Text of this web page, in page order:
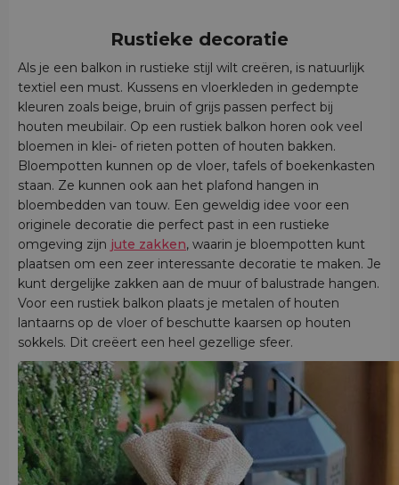
Rustieke decoratie
Als je een balkon in rustieke stijl wilt creëren, is natuurlijk
textiel een must. Kussens en vloerkleden in gedempte
kleuren zoals beige, bruin of grijs passen perfect bij
houten meubilair. Op een rustiek balkon horen ook veel
bloemen in klei- of rieten potten of houten bakken.
Bloempotten kunnen op de vloer, tafels of boekenkasten
staan. Ze kunnen ook aan het plafond hangen in
bloembedden van touw. Een geweldig idee voor een
originele decoratie die perfect past in een rustieke
omgeving zijn jute zakken, waarin je bloempotten kunt
plaatsen om een zeer interessante decoratie te maken. Je
kunt dergelijke zakken aan de muur of balustrade hangen.
Voor een rustiek balkon plaats je metalen of houten
lantaarns op de vloer of beschutte kaarsen op houten
sokkels. Dit creëert een heel gezellige sfeer.